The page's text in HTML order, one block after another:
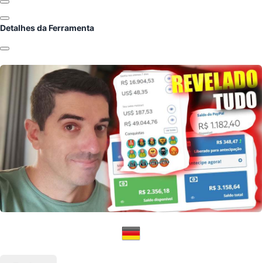
Anterior
Próximo
Detalhes da Ferramenta